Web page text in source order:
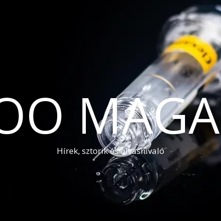
Hírek, sztorik és olvasnivaló